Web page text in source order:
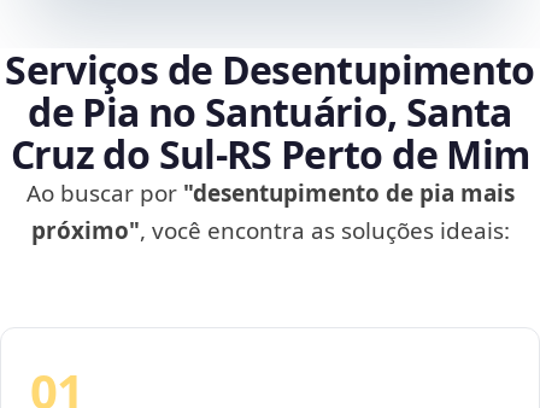
Serviços de Desentupimento
de Pia no Santuário, Santa
Cruz do Sul‑RS Perto de Mim
Ao buscar por "desentupimento de pia mais
próximo", você encontra as soluções ideais:
01